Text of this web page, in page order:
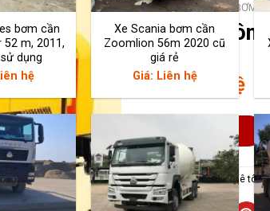
bơm cần
52 m, 2011,
dụng
hệ
Xe Scania bơm cần
Zoomlion 56m 2020 cũ
giá rẻ
Giá: Liên hệ
TRANG CHỦ / XE BƠM
Bơm bê
Giá: Liên hệ
Gọi Hotline
Danh mục:Xe bơm bê tông